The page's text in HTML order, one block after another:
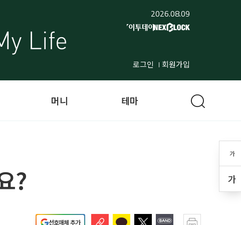
2026.08.09
로그인 회원가입
가
가
머니 테마
?
선호매체 추가